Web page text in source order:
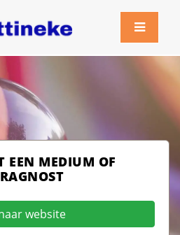
EEN MEDIUM OF
website